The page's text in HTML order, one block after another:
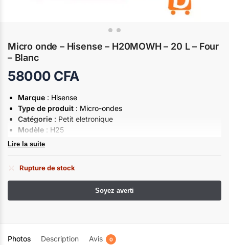
Micro onde – Hisense – H20MOWH – 20 L – Four
– Blanc
58000 CFA
Marque : Hisense
Type de produit : Micro-ondes
Catégorie : Petit eletronique
Modèle : H25
Capacité
Contrôle mécanique
Signal de fin de cuisson: Oui
Lire la suite
Rupture de stock
Photos Description Avis 0